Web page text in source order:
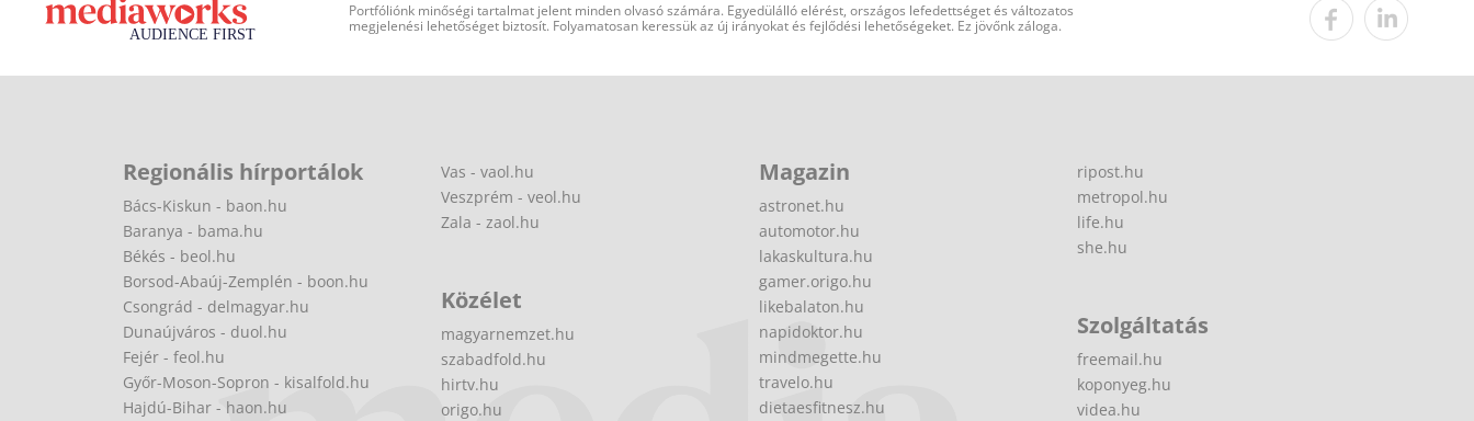
Portfóliónk minőségi tartalmat jelent minden olvasó számára. Egyedülálló elérést, országos lefedettséget és változatos
megjelenési lehetőséget biztosít. Folyamatosan keressük az új irányokat és fejlődési lehetőségeket. Ez jövőnk záloga.
Regionális hírportálok
Bács-Kiskun - baon.hu
Baranya - bama.hu
Békés - beol.hu
Borsod-Abaúj-Zemplén - boon.hu
Csongrád - delmagyar.hu
Dunaújváros - duol.hu
Fejér - feol.hu
Győr-Moson-Sopron - kisalfold.hu
Hajdú-Bihar - haon.hu
Vas - vaol.hu
Veszprém - veol.hu
Zala - zaol.hu
Közélet
magyarnemzet.hu
szabadfold.hu
hirtv.hu
origo.hu
Magazin
astronet.hu
automotor.hu
lakaskultura.hu
gamer.origo.hu
likebalaton.hu
napidoktor.hu
mindmegette.hu
travelo.hu
dietaesfitnesz.hu
ripost.hu
metropol.hu
life.hu
she.hu
Szolgáltatás
freemail.hu
koponyeg.hu
videa.hu